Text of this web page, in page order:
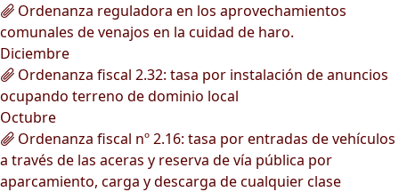
Ordenanza reguladora en los aprovechamientos
comunales de venajos en la cuidad de haro.
Diciembre
Ordenanza fiscal 2.32: tasa por instalación de anuncios
ocupando terreno de dominio local
Octubre
Ordenanza fiscal nº 2.16: tasa por entradas de vehículos
a través de las aceras y reserva de vía pública por
aparcamiento, carga y descarga de cualquier clase